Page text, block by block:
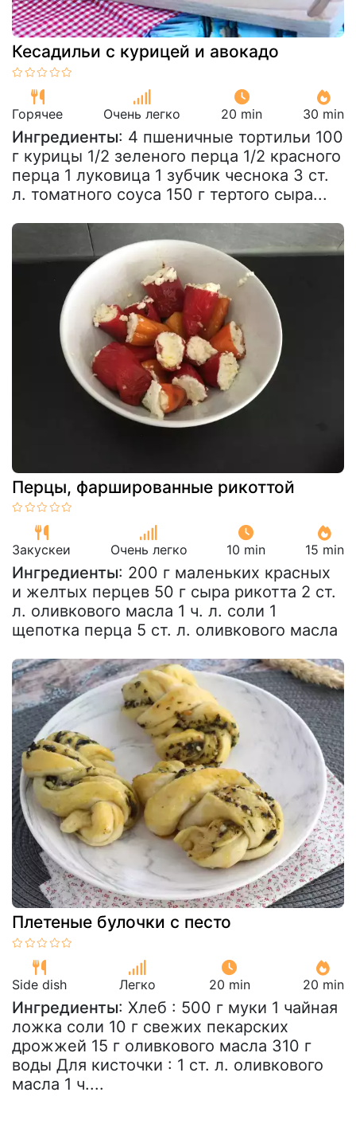
Кесадильи с курицей и авокадо
Горячее Очень легко 20 min 30 min
Ингредиенты: 4 пшеничные тортильи 100
г курицы 1/2 зеленого перца 1/2 красного
перца 1 луковица 1 зубчик чеснока 3 ст.
л. томатного соуса 150 г тертого сыра...
Перцы, фаршированные рикоттой
Закускeи Очень легко 10 min 15 min
Ингредиенты: 200 г маленьких красных
и желтых перцев 50 г сыра рикотта 2 ст.
л. оливкового масла 1 ч. л. соли 1
щепотка перца 5 ст. л. оливкового масла
Плетеные булочки с песто
Side dish Легко 20 min 20 min
Ингредиенты: Хлеб : 500 г муки 1 чайная
ложка соли 10 г свежих пекарских
дрожжей 15 г оливкового масла 310 г
воды Для кисточки : 1 ст. л. оливкового
масла 1 ч....